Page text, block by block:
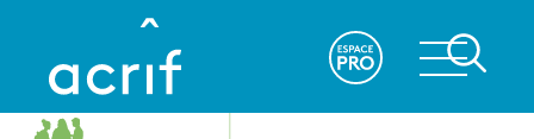
contenu
principal